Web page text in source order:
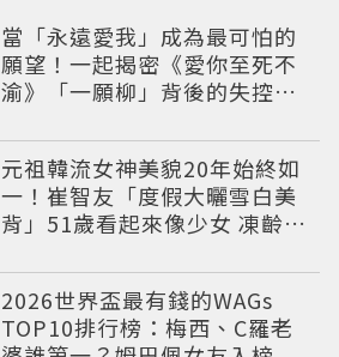
當「永遠愛我」成為最可怕的
願望！一起揭密《愛你至死不
渝》「一願柳」背後的失控愛
元祖韓流女神美貌20年始終如
一！崔智友「度假大曬雪白美
背」51歲看起來像少女 凍齡近
2026世界盃最有錢的WAGs
TOP10排行榜：梅西、C羅老